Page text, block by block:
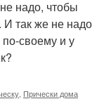
надо, чтобы
так же не надо
своему и у
, Прически дома